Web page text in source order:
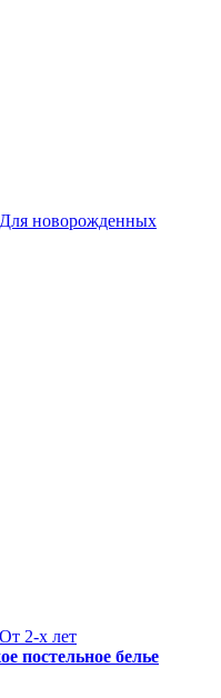
Для новорожденных
От 2-х лет
постельное белье